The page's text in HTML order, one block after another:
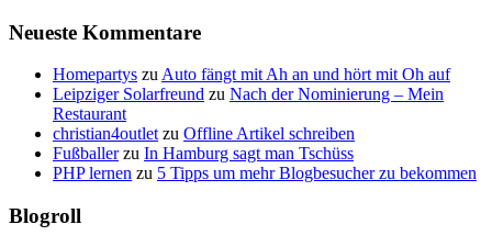
Neueste Kommentare
Homepartys zuAuto fängt mit Ah an und hört mit Oh auf
Leipziger Solarfreund zu Nach der Nominierung – Mein
Restaurant
christian4outletzu Offline Artikel schreiben
Fußballerzu In Hamburg sagt man Tschüss
PHP lernen zu 5 Tipps um mehr Blogbesucher zu bekommen
Blogroll